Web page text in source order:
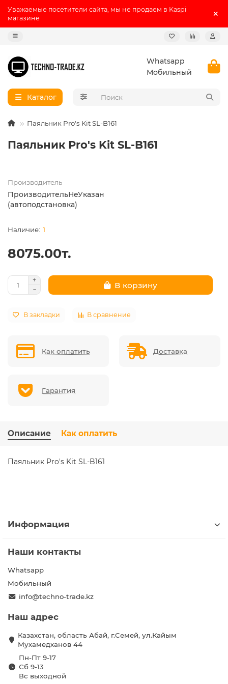
Уважаемые посетители сайта, мы не продаем в Kaspi
магазине
Whatsapp
Мобильный
Каталог
Паяльник Pro's Kit SL-B161
Паяльник Pro's Kit SL-B161
Производитель
ПроизводительНеУказан
(автоподстановка)
1
8075.00т.
В корзину
В закладки В сравнение
Как оплатить Доставка
Гарантия
Описание Как оплатить
Паяльник Pro's Kit SL-B161
Информация
Наши контакты
Whatsapp
Мобильный
info@techno-trade.kz
Наш адрес
Казахстан, область Абай, г.Семей, ул.Кайым
Мухамедханов 44
Пн-Пт 9-17
Сб 9-13
Вс выходной